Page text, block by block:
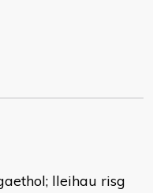
lleihau risg